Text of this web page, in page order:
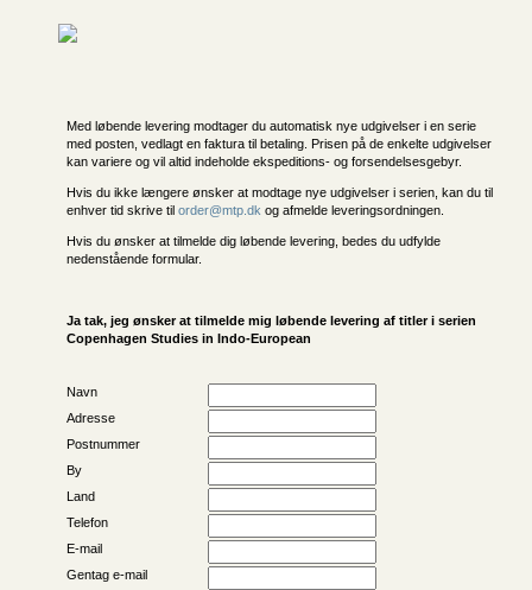
Med løbende levering modtager du automatisk nye udgivelser i en serie
med posten, vedlagt en faktura til betaling. Prisen på de enkelte udgivelser
kan variere og vil altid indeholde ekspeditions- og forsendelsesgebyr.
Hvis du ikke længere ønsker at modtage nye udgivelser i serien, kan du til
enhver tid skrive til order@mtp.dk og afmelde leveringsordningen.
Hvis du ønsker at tilmelde dig løbende levering, bedes du udfylde
nedenstående formular.
Ja tak, jeg ønsker at tilmelde mig løbende levering af titler i serien
Copenhagen Studies in Indo-European
Navn
Adresse
Postnummer
By
Land
Telefon
E-mail
Gentag e-mail